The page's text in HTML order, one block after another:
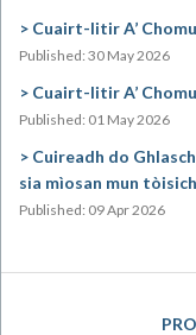
Cuairt-litir A’
Published: 30 May 2026
Cuairt-litir A’
Published: 01 May 2026
Cuireadh do
sia mìosan mun
Published: 09 Apr 2026